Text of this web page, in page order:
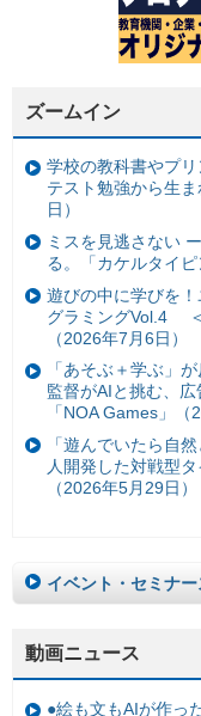
ズームイン
学校の教科書やプ
テスト勉強から生
日）
ミスを見逃さない
る。「カケルタイ
遊びの中に学びを
グラミングVol.4
（2026年7月6日）
「あそぶ＋学ぶ」
監督がAIと挑む、
「NOA Games」（
「遊んでいたら自
人開発した対戦型
（2026年5月29日）
イベント・セミナ
動画ニュース
●絵も文もAIが作っ